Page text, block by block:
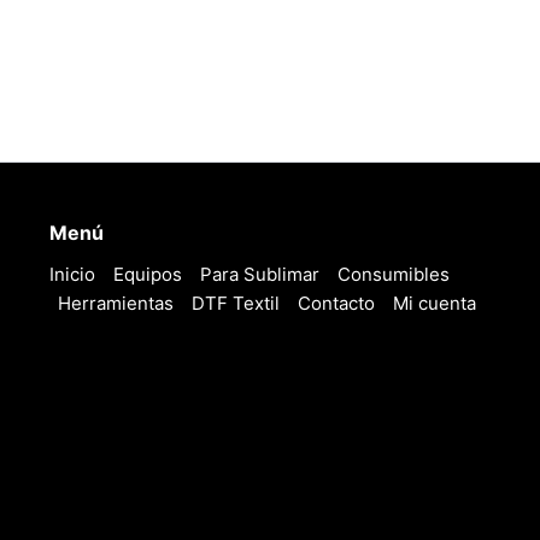
Menú
Inicio Equipos Para Sublimar
Consumibles
Herramientas
DTF Textil Contacto Mi cuenta